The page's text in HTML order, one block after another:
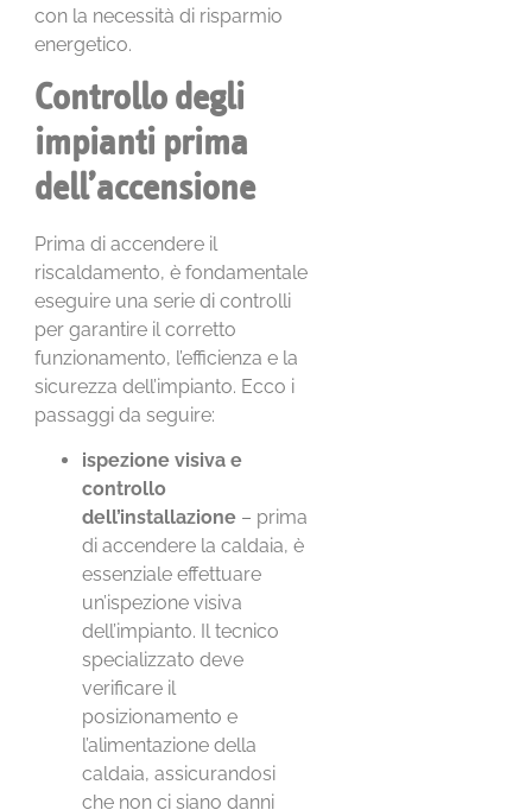
con la necessità di risparmio
energetico.
Controllo degli
impianti prima
dell’accensione
Prima di accendere il
riscaldamento, è fondamentale
eseguire una serie di controlli
per garantire il corretto
funzionamento, l’efficienza e la
sicurezza dell’impianto. Ecco i
passaggi da seguire:
ispezione visiva e
controllo
dell’installazione – prima
di accendere la caldaia, è
essenziale effettuare
un’ispezione visiva
dell’impianto. Il tecnico
specializzato deve
verificare il
posizionamento e
l’alimentazione della
caldaia, assicurandosi
che non ci siano danni